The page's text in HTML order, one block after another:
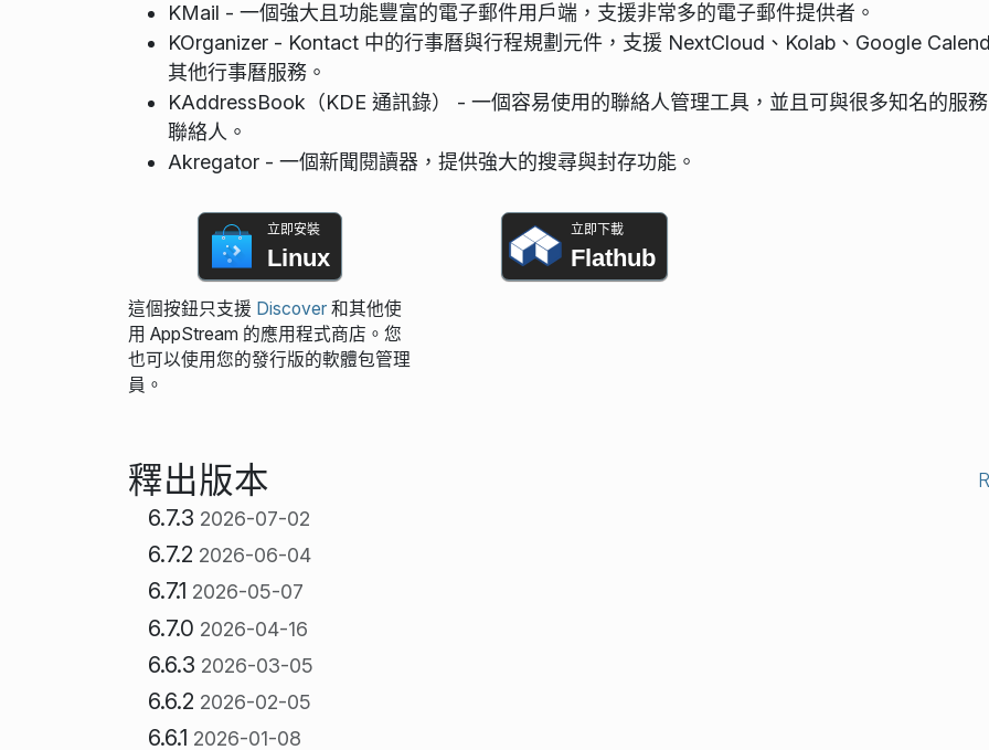
KMail - 一個強大且功能豐富的電子郵件用戶端，支援非常多的電子郵件提供者。
KOrganizer - Kontact 中的行事曆與行程規劃元件，支援 NextCloud、Kolab、Google
其他行事曆服務。
KAddressBook（KDE 通訊錄） - 一個容易使用的聯絡人管理工具，並且可與很多知名的服
聯絡人。
Akregator - 一個新聞閱讀器，提供強大的搜尋與封存功能。
立即安裝
Linux
這個按鈕只支援 Discover和其他使
用 AppStream 的應用程式商店。您
也可以使用您的發行版的軟體包管理
員。
立即下載
Flathub
釋出版本
6.7.3 2026-07-02
6.7.2 2026-06-04
6.7.1 2026-05-07
6.7.0 2026-04-16
6.6.3 2026-03-05
6.6.2 2026-02-05
6.6.1 2026-01-08